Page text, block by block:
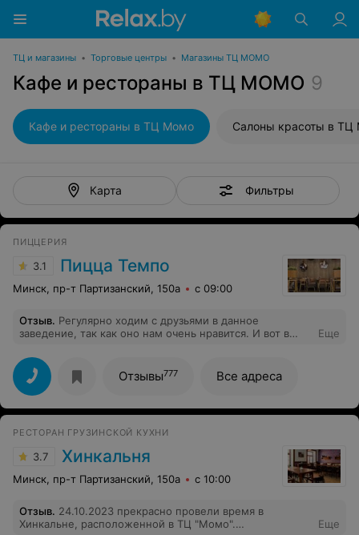
ТЦ и магазины • Торговые центры • Магазины ТЦ МОМО
Кафе и рестораны в ТЦ МОМО 9
Кафе и рестораны в ТЦ Момо Салоны красоты в ТЦ
Карта Фильтры
ПИЦЦЕРИЯ
3.1 Пицца Темпо
Минск, пр-т Партизанский, 150а с 09:00
Отзыв. Регулярно ходим с друзьями в данное
заведение, так как оно нам очень нравится. И вот в
полная посадка. Однако это никак не повлияло на
отдачу заказа и отличное обслуживание официанта
Дмитрия. Хотелось бы выразить ему огромную
благодарность за отличное обслуживание с отдачей
тепла и настроения, которое сохранилась на весь
Еще
Отзывы777 Все адреса
РЕСТОРАН ГРУЗИНСКОЙ КУХНИ
3.7 Хинкальня
Минск, пр-т Партизанский, 150а с 10:00
Отзыв. 24.10.2023 прекрасно провели время в
Хинкальне, расположенной в ТЦ "Момо".
Еще